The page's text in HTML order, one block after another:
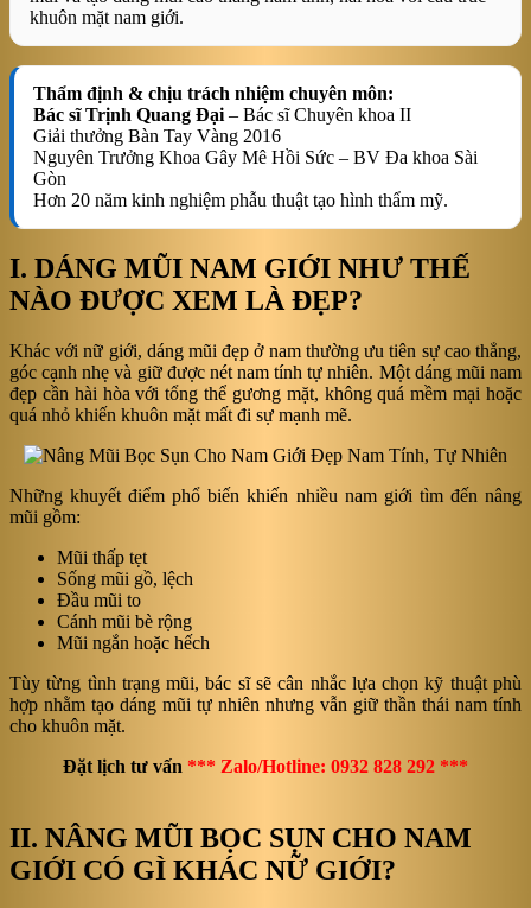
khuôn mặt nam giới.
Thẩm định & chịu trách nhiệm chuyên môn:
Bác sĩ Trịnh Quang Đại – Bác sĩ Chuyên khoa II
Giải thưởng Bàn Tay Vàng 2016
Nguyên Trưởng Khoa Gây Mê Hồi Sức – BV Đa khoa Sài
Gòn
Hơn 20 năm kinh nghiệm phẫu thuật tạo hình thẩm mỹ.
I. DÁNG MŨI NAM GIỚI NHƯ THẾ
NÀO ĐƯỢC XEM LÀ ĐẸP?
Khác với nữ giới, dáng mũi đẹp ở nam thường ưu tiên sự cao thẳng,
góc cạnh nhẹ và giữ được nét nam tính tự nhiên. Một dáng mũi nam
đẹp cần hài hòa với tổng thể gương mặt, không quá mềm mại hoặc
quá nhỏ khiến khuôn mặt mất đi sự mạnh mẽ.
Những khuyết điểm phổ biến khiến nhiều nam giới tìm đến nâng
mũi gồm:
Mũi thấp tẹt
Sống mũi gồ, lệch
Đầu mũi to
Cánh mũi bè rộng
Mũi ngắn hoặc hếch
Tùy từng tình trạng mũi, bác sĩ sẽ cân nhắc lựa chọn kỹ thuật phù
hợp nhằm tạo dáng mũi tự nhiên nhưng vẫn giữ thần thái nam tính
cho khuôn mặt.
Đặt lịch tư vấn *** Zalo/Hotline: 0932 828 292 ***
II. NÂNG MŨI BỌC SỤN CHO NAM
GIỚI CÓ GÌ KHÁC NỮ GIỚI?